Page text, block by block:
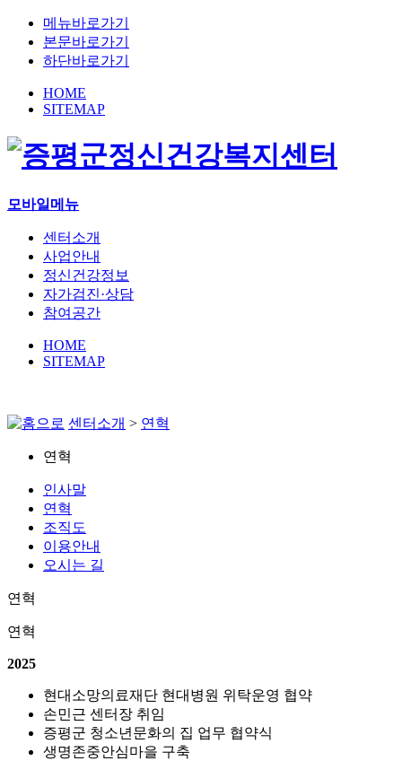
메뉴바로가기
본문바로가기
하단바로가기
HOME
SITEMAP
모바일메뉴
센터소개
사업안내
정신건강정보
자가검진·상담
참여공간
HOME
SITEMAP
센터소개 > 연혁
연혁
인사말
연혁
조직도
이용안내
오시는 길
연혁
연혁
2025
현대소망의료재단 현대병원 위탁운영 협약
손민근 센터장 취임
증평군 청소년문화의 집 업무 협약식
생명존중안심마을 구축